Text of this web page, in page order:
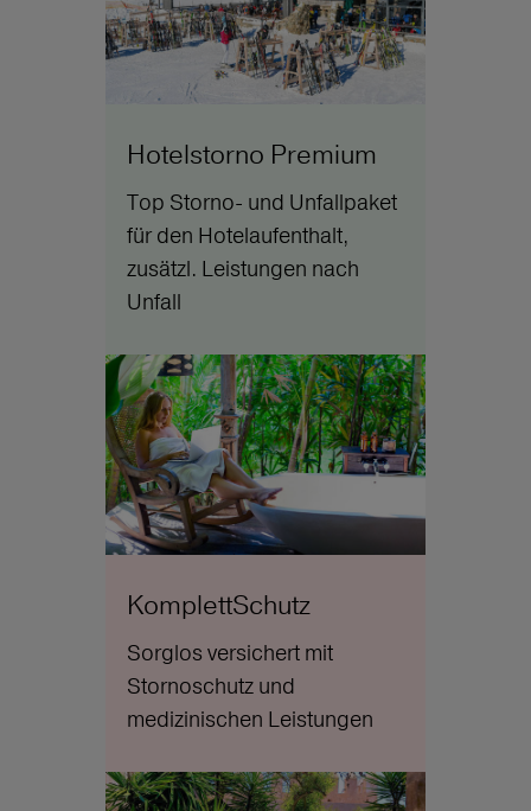
Hotelstorno Premium
Top Storno- und Unfallpaket
für den Hotelaufenthalt,
zusätzl. Leistungen nach
Unfall
KomplettSchutz
Sorglos versichert mit
Stornoschutz und
medizinischen Leistungen